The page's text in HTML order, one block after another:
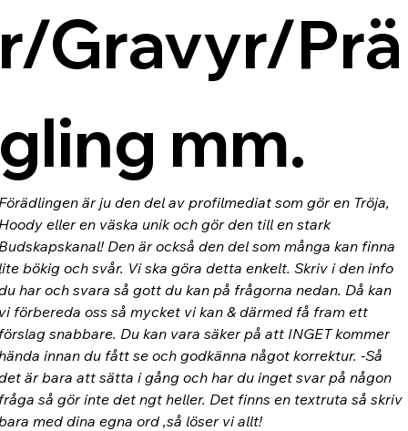
Gravyr/Prä
mm.
är ju den del av profilmediat som gör en Tröja,
eller en väska unik och gör den till en stark
Den är också den del som många kan finna
bökig och svår. Vi ska göra detta enkelt. Skriv i den info
har och svara så gott du kan på frågorna nedan. Då kan
förbereda oss så mycket vi kan & därmed få fram ett
snabbare. Du kan vara säker på att INGET kommer
innan du fått se och godkänna något korrektur. -Så
är bara att sätta i gång och har du inget svar på någon
så gör inte det ngt heller. Det finns en textruta så skriv
med dina egna ord ,så löser vi allt!